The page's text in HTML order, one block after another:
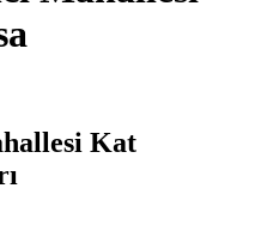
Kat